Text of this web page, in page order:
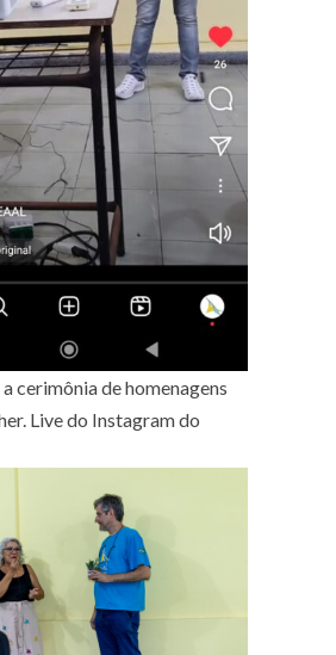
cerimônia de homenagens
Live do Instagram do